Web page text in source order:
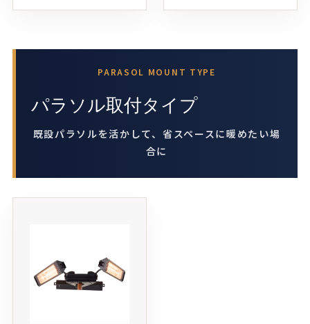
PARASOL MOUNT TYPE
パラソル取付タイプ
既設パラソルを活かして、省スペースに暖めたい場
合に